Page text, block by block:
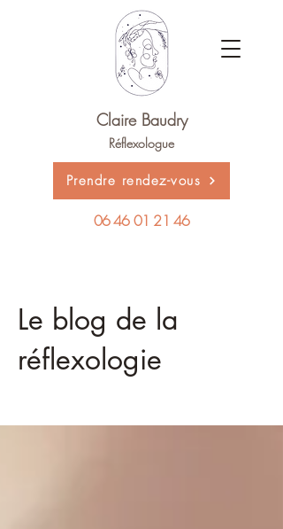
Claire Baudry
Réflexologue
06 46 01 21 46
Prendre rendez-vous
Le blog de la
réflexologie